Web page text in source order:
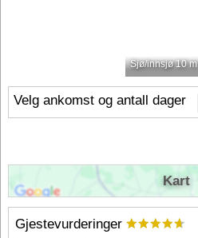
Sjø/innsjø 10 m
Velg ankomst og antall dager
Gjestevurderinger
Kart